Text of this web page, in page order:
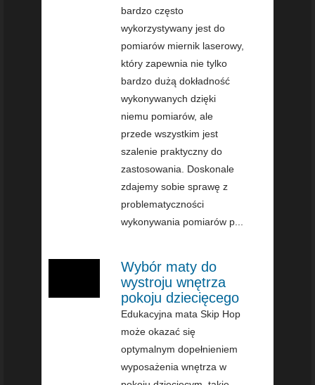
bardzo często
wykorzystywany jest do
pomiarów miernik laserowy,
który zapewnia nie tylko
bardzo dużą dokładność
wykonywanych dzięki
niemu pomiarów, ale
przede wszystkim jest
szalenie praktyczny do
zastosowania. Doskonale
zdajemy sobie sprawę z
problematyczności
wykonywania pomiarów p...
Wybór maty do
wystroju wnętrza
pokoju dziecięcego
Edukacyjna mata Skip Hop
może okazać się
optymalnym dopełnieniem
wyposażenia wnętrza w